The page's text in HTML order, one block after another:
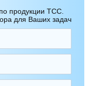
продукции ТСС.
для Ваших задач